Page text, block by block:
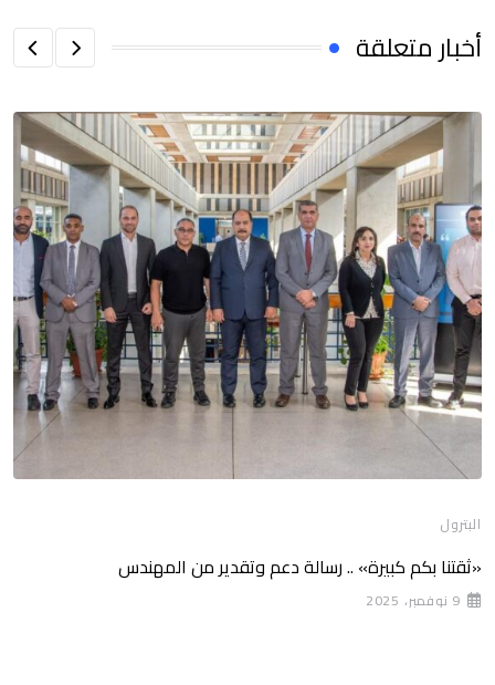
أخبار متعلقة
البترول
«ثقتنا بكم كبيرة» .. رسالة دعم وتقدير من المهندس
9 نوفمبر، 2025